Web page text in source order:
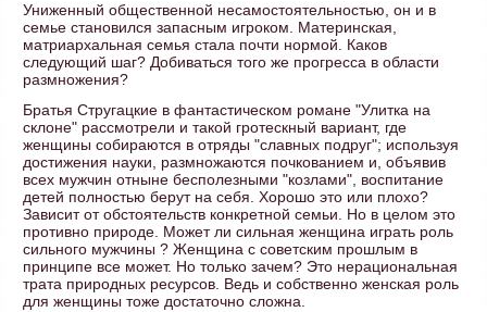
Униженный общественной несамостоятельностью, он и в
семье становился запасным игроком. Материнская,
матриархальная семья стала почти нормой. Каков
следующий шаг? Добиваться того же прогресса в области
размножения?
Братья Стругацкие в фантастическом романе "Улитка на
склоне" рассмотрели и такой гротескный вариант, где
женщины собираются в отряды "славных подруг"; используя
достижения науки, размножаются почкованием и, объявив
всех мужчин отныне бесполезными "козлами", воспитание
детей полностью берут на себя. Хорошо это или плохо?
Зависит от обстоятельств конкретной семьи. Но в целом это
противно природе. Может ли сильная женщина играть роль
сильного мужчины ? Женщина с советским прошлым в
принципе все может. Но только зачем? Это нерациональная
трата природных ресурсов. Ведь и собственно женская роль
для женщины тоже достаточно сложна.